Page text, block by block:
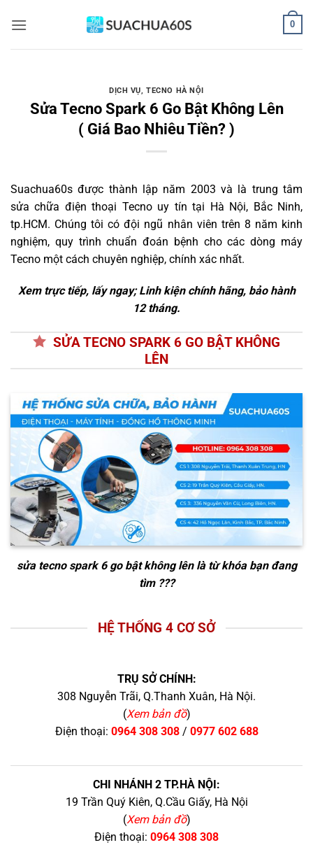
qua
0
DỊCH VỤ,TECNO HÀ NỘI
Sửa Tecno Spark 6 Go Bật Không Lên
( Giá Bao Nhiêu Tiền? )
Suachua60s được thành lập năm 2003 và là trung tâm
sửa chữa điện thoại Tecno uy tín tại Hà Nội, Bắc Ninh,
tp.HCM. Chúng tôi có đội ngũ nhân viên trên 8 năm kinh
nghiệm, quy trình chuẩn đoán bệnh cho các dòng máy
Tecno một cách chuyên nghiệp, chính xác nhất.
Xem trực tiếp, lấy ngay; Linh kiện chính hãng, bảo hành
12 tháng.
SỬA TECNO SPARK 6 GO BẬT KHÔNG
LÊN
sửa tecno spark 6 go bật không lênlà từ khóa bạn đang
tìm ???
HỆ THỐNG 4 CƠ SỞ
TRỤ SỞ CHÍNH:
308 Nguyễn Trãi, Q.Thanh Xuân, Hà Nội.
(Xem bản đồ)
Điện thoại: 0964 308 308/ 0977 602 688
CHI NHÁNH 2 TP.HÀ NỘI:
19 Trần Quý Kiên, Q.Cầu Giấy, Hà Nội
(Xem bản đồ)
Điện thoại: 0964 308 308